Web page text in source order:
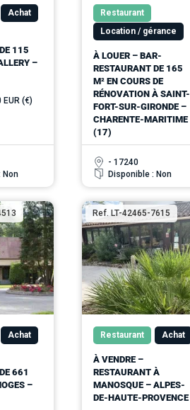
Achat
115
–
(€)
Non
Restaurant
Location / gérance
À LOUER – BAR-
RESTAURANT DE 165
M² EN COURS DE
RÉNOVATION À SAINT-
FORT-SUR-GIRONDE –
CHARENTE-MARITIME
(17)
- 17240
Disponible : Non
Achat
661
–
Ref. LT-42465-7615
Restaurant Achat
À VENDRE –
RESTAURANT À
MANOSQUE – ALPES-
DE-HAUTE-PROVENCE